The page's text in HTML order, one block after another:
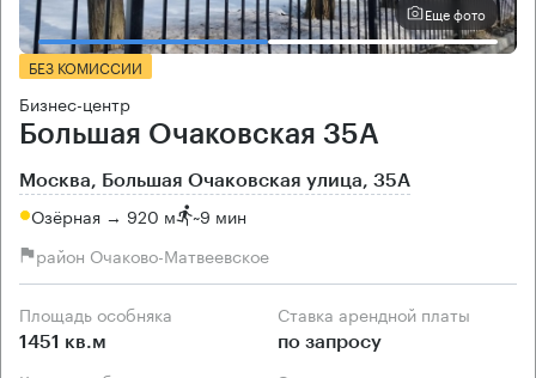
Еще фото
БЕЗ КОМИССИИ
Бизнес-центр
Большая Очаковская 35А
Москва, Большая Очаковская улица, 35А
Озёрная → 920 м ~9 мин
район Очаково-Матвеевское
Площадь особняка
1451 кв.м
Ставка арендной платы
по запросу